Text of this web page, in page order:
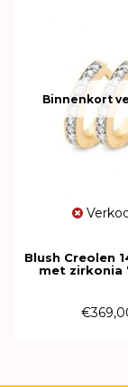
Binnenkort
Blush Creolen
met zirkonia